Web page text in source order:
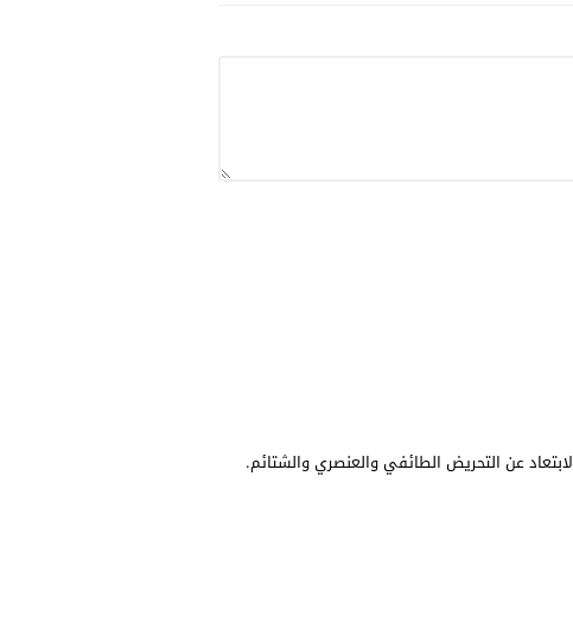
عن التحريض الطائفي والعنصري والشتائم.